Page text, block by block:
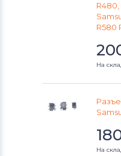
Разъемы
Разъемы
Разъемы
Разъемы
R480,
R580
На
На